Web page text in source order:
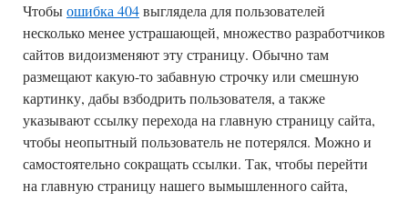
Чтобыошибка 404выглядела для пользователей
несколько менее устрашающей, множество разработчиков
сайтов видоизменяют эту страницу. Обычно там
размещают какую-то забавную строчку или смешную
картинку, дабы взбодрить пользователя, а также
указывают ссылку перехода на главную страницу сайта,
чтобы неопытный пользователь не потерялся. Можно и
самостоятельно сокращать ссылки. Так, чтобы перейти
на главную страницу нашего вымышленного сайта,